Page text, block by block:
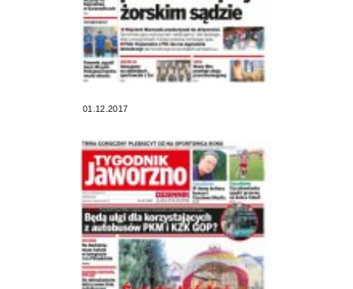
01.12.2017